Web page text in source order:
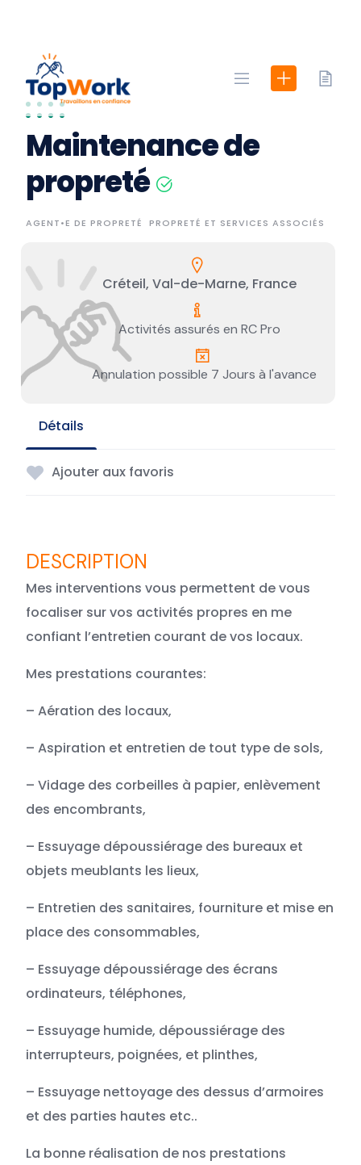
Maintenance de
propreté
AGENT•E DE PROPRETÉ PROPRETÉ ET SERVICES ASSOCIÉS
Créteil, Val-de-Marne, France
Activités assurés en RC Pro
Annulation possible 7 Jours à l'avance
Détails
Ajouter aux favoris
Mes interventions vous permettent de vous
focaliser sur vos activités propres en me
confiant l’entretien courant de vos locaux.
Mes prestations courantes:
– Aération des locaux,
– Aspiration et entretien de tout type de sols,
– Vidage des corbeilles à papier, enlèvement
des encombrants,
– Essuyage dépoussiérage des bureaux et
objets meublants les lieux,
– Entretien des sanitaires, fourniture et mise en
place des consommables,
– Essuyage dépoussiérage des écrans
ordinateurs, téléphones,
– Essuyage humide, dépoussiérage des
interrupteurs, poignées, et plinthes,
– Essuyage nettoyage des dessus d’armoires
et des parties hautes etc..
La bonne réalisation de nos prestations